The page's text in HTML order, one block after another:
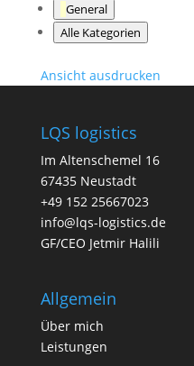
General
Alle Kategorien
Ansichtausdrucken
LQS logistics
Im Altenschemel 16
67435 Neustadt
+49 152 25667023
info@lqs-logistics.de
GF/CEO Jetmir Halili
Allgemein
Über mich
Leistungen